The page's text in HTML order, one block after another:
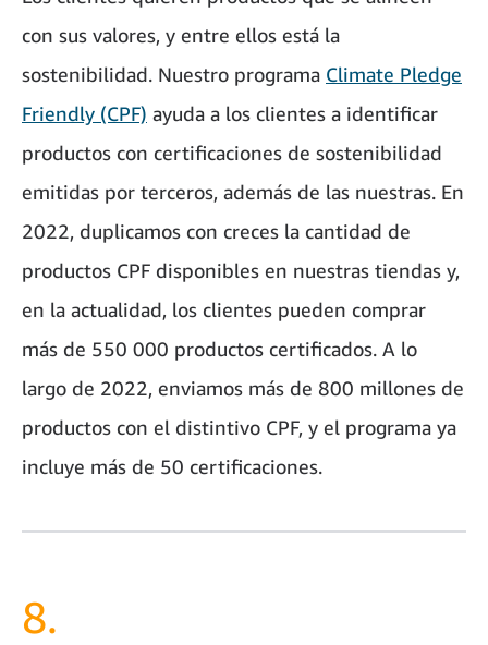
con sus valores, y entre ellos está la
sostenibilidad. Nuestro programa Climate Pledge
Friendly (CPF) ayuda a los clientes a identificar
productos con certificaciones de sostenibilidad
emitidas por terceros, además de las nuestras. En
2022, duplicamos con creces la cantidad de
productos CPF disponibles en nuestras tiendas y,
en la actualidad, los clientes pueden comprar
más de 550 000 productos certificados. A lo
largo de 2022, enviamos más de 800 millones de
productos con el distintivo CPF, y el programa ya
incluye más de 50 certificaciones.
8.